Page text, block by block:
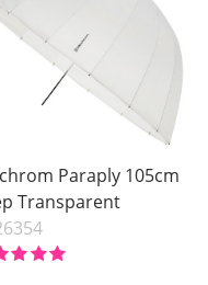
Paraply 105cm
Transparent